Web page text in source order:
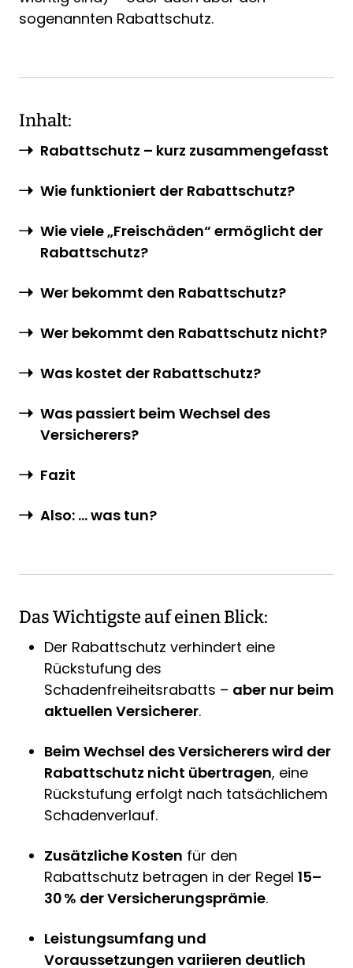
sogenannten Rabattschutz.
Inhalt:
Rabattschutz – kurz zusammengefasst
Wie funktioniert der Rabattschutz?
Wie viele „Freischäden“ ermöglicht der
Rabattschutz?
Wer bekommt den Rabattschutz?
Wer bekommt den Rabattschutz nicht?
Was kostet der Rabattschutz?
Was passiert beim Wechsel des
Versicherers?
Fazit
Also: … was tun?
Das Wichtigste auf einen Blick:
Der Rabattschutz verhindert eine
Rückstufung des
Schadenfreiheitsrabatts – aber nur beim
aktuellen Versicherer.
Beim Wechsel des Versicherers wird der
Rabattschutz nicht übertragen, eine
Rückstufung erfolgt nach tatsächlichem
Schadenverlauf.
Zusätzliche Kosten für den
Rabattschutz betragen in der Regel 15–
30 % der Versicherungsprämie.
Leistungsumfang und
Voraussetzungen variieren deutlich